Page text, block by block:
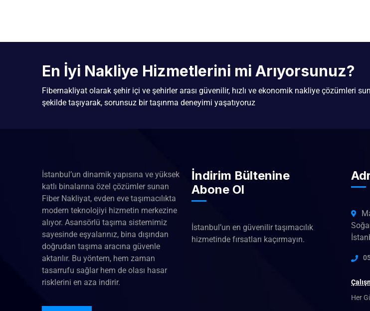
En İyi Nakliye Hizmetlerini mi Arıyorsunuz?
Fibernakliyat olarak şehir içi ve şehirler arası güvenilir, hızlı ve ekonomik nakliye çözümleri
şekilde taşıyarak, sorunsuz bir taşınma deneyimi yaşatıyoruz
İstanbul’un dinamik yapısına ve yüksek
katlı binalarına özel çözümler sunan
Fiber Nakliyat, evden eve taşımacılıkta
modern teknolojiyi hizmetin merkezine
alıyor. Asansörlü taşıma sistemimiz
sayesinde eşyalarınız, bina dışından
doğrudan taşıma aracına güvenle
aktarılır. Bu yöntem, hem zaman
tasarrufu sağlar hem de olası hasar
risklerini en aza indirir.
İndirim Bültenine
Abone Ol
İstanbul’un en güvenilir taşımacılık
hizmetinde fırsatları kaçırmayın.
Her